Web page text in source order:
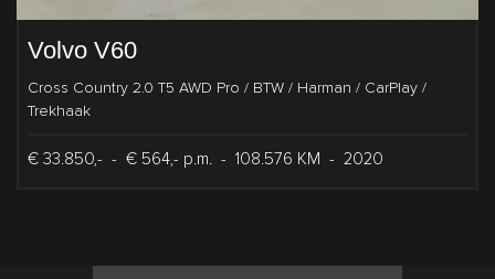
Volvo V60
Cross Country 2.0 T5 AWD Pro / BTW / Harman / CarPlay /
Trekhaak
€ 33.850,- - € 564,- p.m. - 108.576 KM - 2020